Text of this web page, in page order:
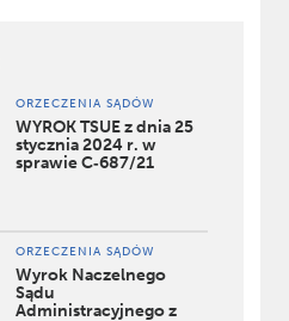
ORZECZENIA SĄDÓW
WYROK TSUE z dnia 25
stycznia 2024 r. w
sprawie C‑687/21
ORZECZENIA SĄDÓW
Wyrok Naczelnego
Sądu
Administracyjnego z